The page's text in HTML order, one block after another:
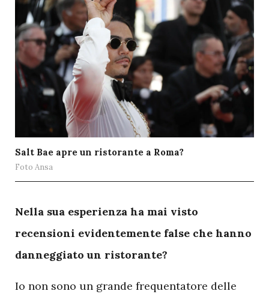
Salt Bae apre un ristorante a Roma?
Foto Ansa
Nella sua esperienza ha mai visto
recensioni evidentemente false che hanno
danneggiato un ristorante?
Io non sono un grande frequentatore delle